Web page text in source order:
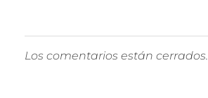
Los comentarios están cerrados.